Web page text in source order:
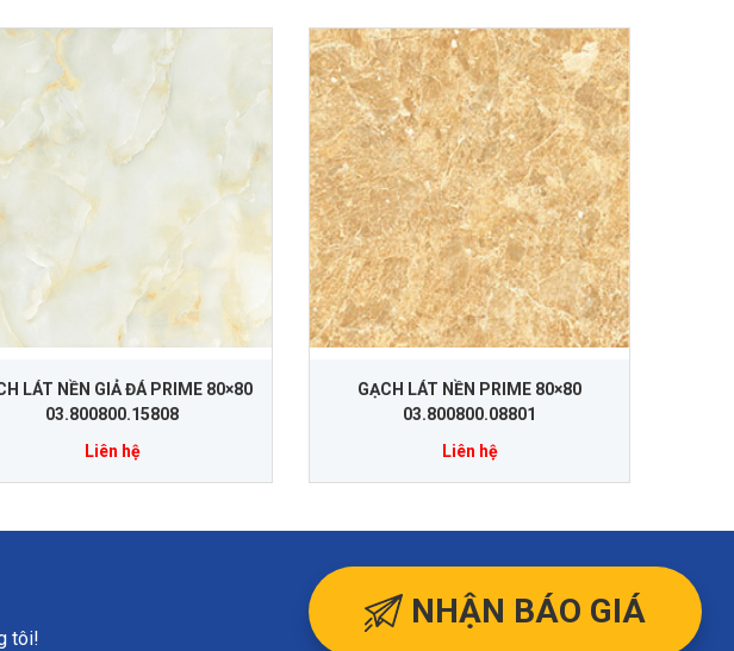
LÁT NỀN GIẢ ĐÁ PRIME 80×80
03.800800.15808
Liên hệ
GẠCH LÁT NỀN PRIME 80×80
03.800800.08801
Liên hệ
tôi!
NHẬN BÁO GIÁ